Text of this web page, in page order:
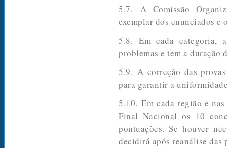
5.7. A Comissão
exemplar dos enunciados e
5.8. Em cada categoria,
problemas e tem a duração
5.9. A correção das
para garantir a
5.10. Em cada região e
Final Nacional os 10
pontuações. Se houver
decidirá após reanálise das